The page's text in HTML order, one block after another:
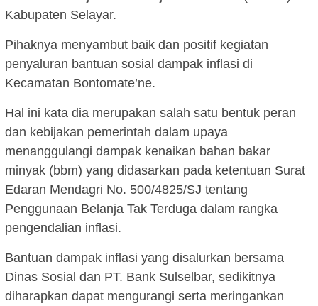
Kabupaten Selayar.
Pihaknya menyambut baik dan positif kegiatan
penyaluran bantuan sosial dampak inflasi di
Kecamatan Bontomate’ne.
Hal ini kata dia merupakan salah satu bentuk peran
dan kebijakan pemerintah dalam upaya
menanggulangi dampak kenaikan bahan bakar
minyak (bbm) yang didasarkan pada ketentuan Surat
Edaran Mendagri No. 500/4825/SJ tentang
Penggunaan Belanja Tak Terduga dalam rangka
pengendalian inflasi.
Bantuan dampak inflasi yang disalurkan bersama
Dinas Sosial dan PT. Bank Sulselbar, sedikitnya
diharapkan dapat mengurangi serta meringankan